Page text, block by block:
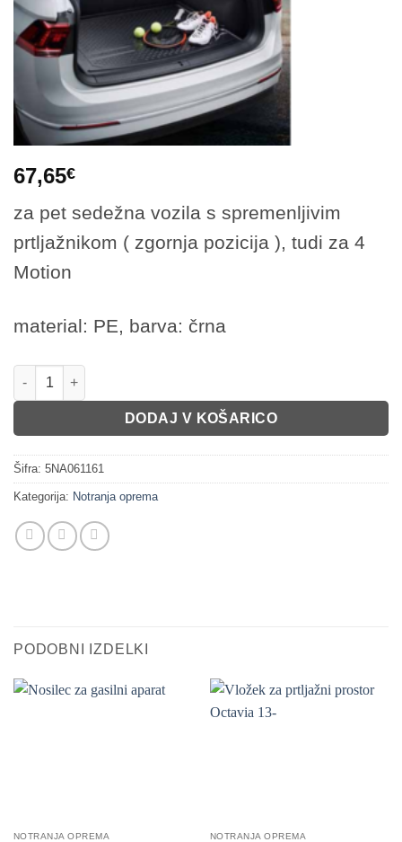
67,65€
za pet sedežna vozila s spremenljivim
prtljažnikom ( zgornja pozicija ), tudi za 4
Motion
material: PE, barva: črna
Vložek za prtljažni prostor Tiguan 16- količina
DODAJ V KOŠARICO
Šifra: 5NA061161
Kategorija: Notranja oprema
PODOBNI IZDELKI
NOTRANJA OPREMA NOTRANJA OPREMA